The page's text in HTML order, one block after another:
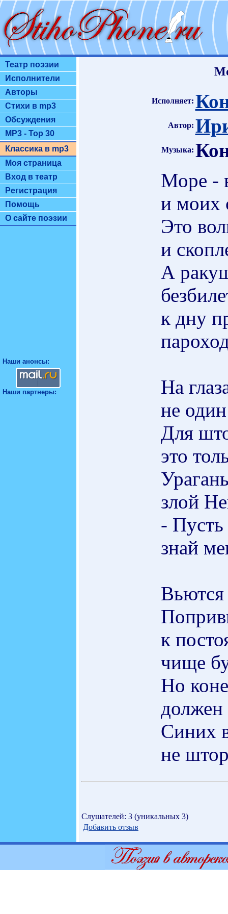
Театр поэзии
Исполнители
Авторы
Стихи в mp3
Обсуждения
MP3 - Top 30
Классика в mp3
Моя страница
Вход в театр
Регистрация
Помощь
О сайте поэзии
Наши анонсы:
Наши партнеры:
Исполняет:
Автор:
Музыка:
Море -
и моих
Это
и
А
к дну
На
не
Для
это
злой
- Пусть
знай
Вьются
к
чище
Но
должен
Синих
не
Слушателей: 3 (уникальных 3)
Добавить отзыв